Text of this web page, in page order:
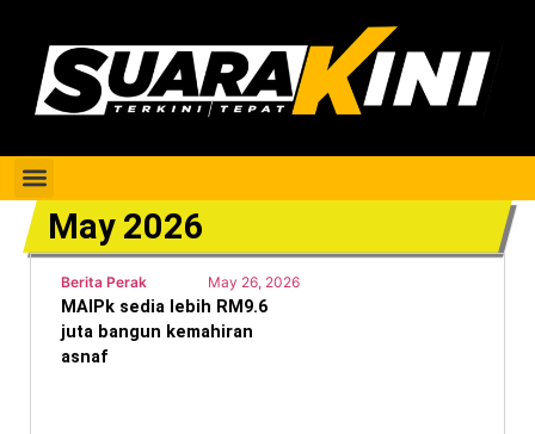
May 2026
MAIPk sedia lebih RM9.6
juta bangun kemahiran
asnaf
Berita Perak May 26, 2026